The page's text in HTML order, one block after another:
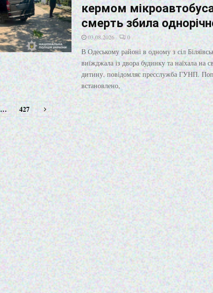
кермом
смерть збила
03.08.2026 0
В Одеському районі в одному з сіл
виїжджала із двора будинку та наїхала на
дитину, повідомляє пресслужба ГУНП.
встановлено,
… 427